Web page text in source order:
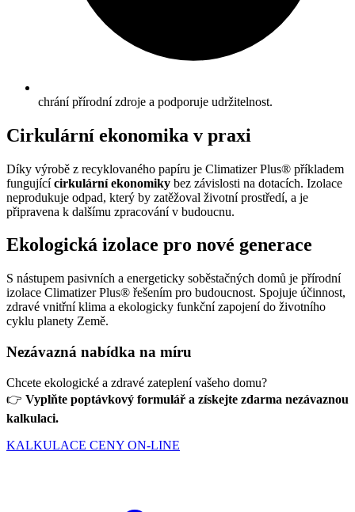
chrání přírodní zdroje a podporuje udržitelnost.
Cirkulární ekonomika v praxi
Díky výrobě z recyklovaného papíru je Climatizer Plus® příkladem
fungujícícirkulární ekonomiky bez závislosti na dotacích. Izolace
neprodukuje odpad, který by zatěžoval životní prostředí, a je
připravena k dalšímu zpracování v budoucnu.
Ekologická izolace pro nové generace
S nástupem pasivních a energeticky soběstačných domů je přírodní
izolace Climatizer Plus® řešením pro budoucnost. Spojuje účinnost,
zdravé vnitřní klima a ekologicky funkční zapojení do životního
cyklu planety Země.
Nezávazná nabídka na míru
Chcete ekologické a zdravé zateplení vašeho domu?
👉 Vyplňte poptávkový formulář a získejte zdarma nezávaznou
kalkulaci.
KALKULACE CENY ON-LINE